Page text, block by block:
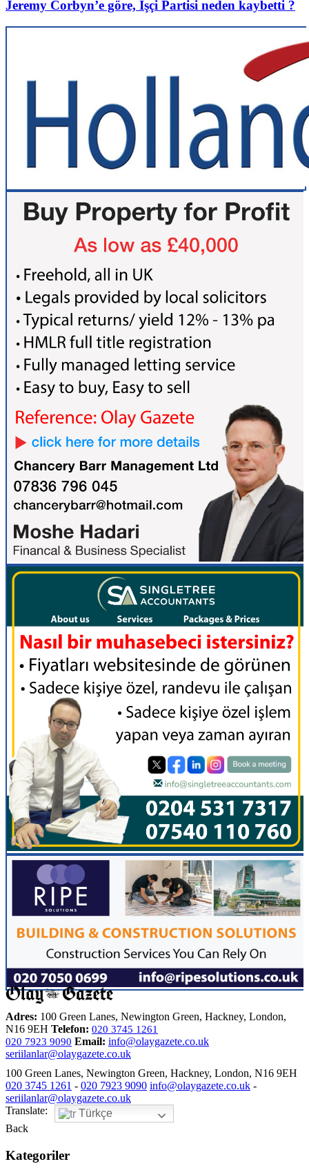
Jeremy Corbyn’e göre, İşçi Partisi neden kaybetti ?
Adres: 100 Green Lanes, Newington Green, Hackney, London,
N16 9EH Telefon: 020 3745 1261
020 7923 9090 Email: info@olaygazete.co.uk
seriilanlar@olaygazete.co.uk
100 Green Lanes, Newington Green, Hackney, London, N16 9EH
020 3745 1261 - 020 7923 9090 info@olaygazete.co.uk -
seriilanlar@olaygazete.co.uk
Translate:
Türkçe
Back
Kategoriler